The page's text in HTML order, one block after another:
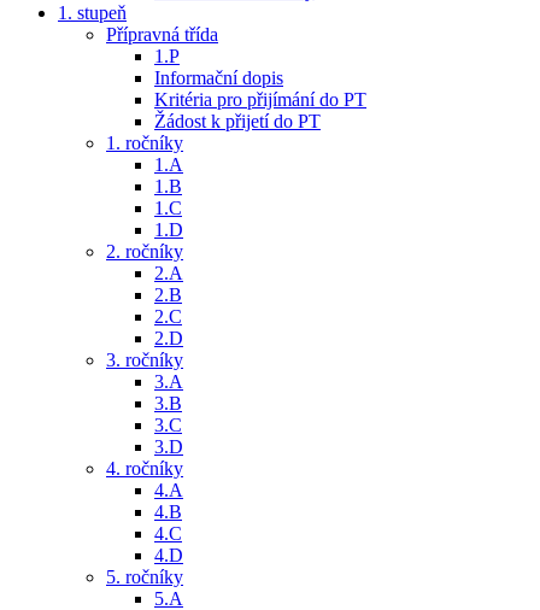
1. stupeň
Přípravná třída
1.P
Informační dopis
Kritéria pro přijímání do PT
Žádost k přijetí do PT
1. ročníky
1.A
1.B
1.C
1.D
2. ročníky
2.A
2.B
2.C
2.D
3. ročníky
3.A
3.B
3.C
3.D
4. ročníky
4.A
4.B
4.C
4.D
5. ročníky
5.A